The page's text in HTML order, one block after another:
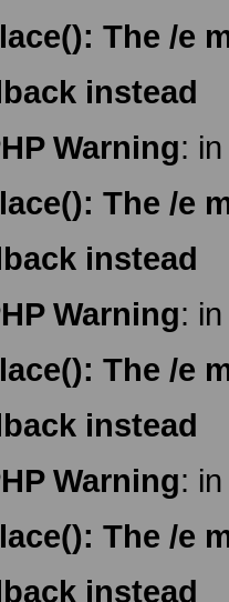
The /e
instead
Warning:
The /e
instead
Warning:
The /e
instead
Warning:
The /e
instead